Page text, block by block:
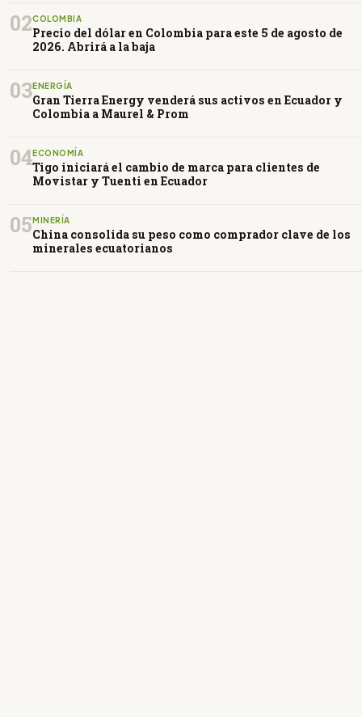
02COLOMBIA
Precio del dólar en Colombia para este 5 de agosto de
2026. Abrirá a la baja
03ENERGÍA
Gran Tierra Energy venderá sus activos en Ecuador y
Colombia a Maurel & Prom
04ECONOMÍA
Tigo iniciará el cambio de marca para clientes de
Movistar y Tuenti en Ecuador
05MINERÍA
China consolida su peso como comprador clave de los
minerales ecuatorianos